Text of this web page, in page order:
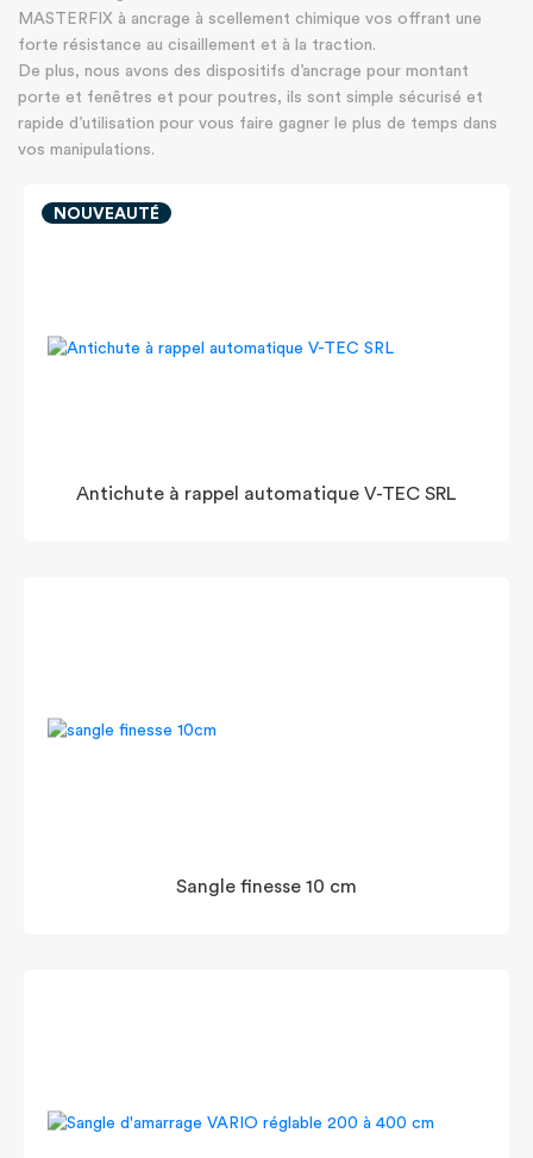
MASTERFIX à ancrage à scellement chimique vos offrant une
forte résistance au cisaillement et à la traction.
De plus, nous avons des dispositifs d’ancrage pour montant
porte et fenêtres et pour poutres, ils sont simple sécurisé et
rapide d’utilisation pour vous faire gagner le plus de temps dans
vos manipulations.
NOUVEAUTÉ
Antichute à rappel automatique V-TEC SRL
Sangle finesse 10 cm